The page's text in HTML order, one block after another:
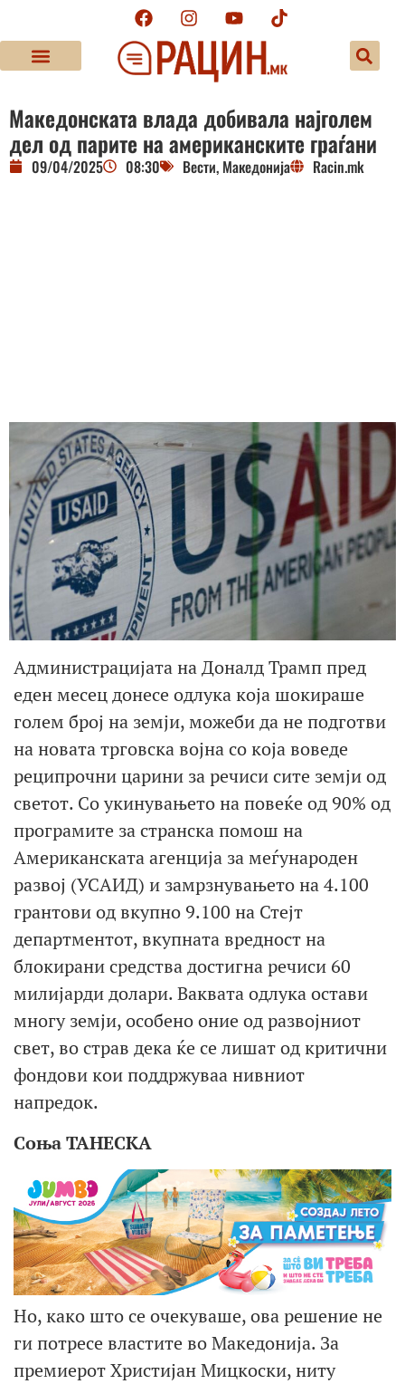
Македонската влада добивала најголем
дел од парите на американските граѓани
09/04/2025 08:30 Вести, Македонија Racin.mk
Администрацијата на Доналд Трамп пред
еден месец донесе одлука која шокираше
голем број на земји, можеби да не подготви
на новата трговска војна со која воведе
реципрочни царини за речиси сите земји од
светот. Со укинувањето на повеќе од 90% од
програмите за странска помош на
Американската агенција за меѓународен
развој (УСАИД) и замрзнувањето на 4.100
грантови од вкупно 9.100 на Стејт
департментот, вкупната вредност на
блокирани средства достигна речиси 60
милијарди долари. Ваквата одлука остави
многу земји, особено оние од развојниот
свет, во страв дека ќе се лишат од критични
фондови кои поддржуваа нивниот
напредок.
Соња ТАНЕСКА
Но, како што се очекуваше, ова решение не
ги потресе властите во Македонија. За
премиерот Христијан Мицкоски, ниту